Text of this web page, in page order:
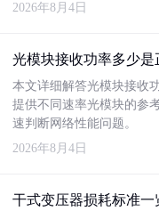
2026年8月4日
光模块接收功率多少是
本文详细解答光模块接收
提供不同速率光模块的参
速判断网络性能问题。
2026年8月4日
干式变压器损耗标准